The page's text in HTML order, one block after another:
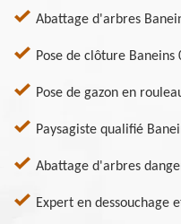
Abattage d'arbres
Pose de clôture Baneins
Pose de gazon en
Paysagiste qualifié
Abattage d'arbres
Expert en dessouchage